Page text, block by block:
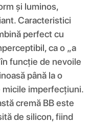
și luminos,
Caracteristici
perfect cu
ca o „a
funcție de nevoile
până la o
micile imperfecțiuni.
cremă BB este
de silicon, fiind